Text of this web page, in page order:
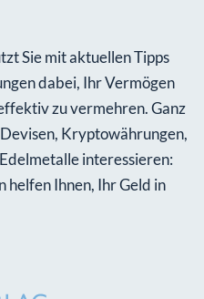
Sie mit aktuellen Tipps
dabei, Ihr Vermögen
zu vermehren. Ganz
Kryptowährungen,
interessieren:
helfen Ihnen, Ihr Geld in